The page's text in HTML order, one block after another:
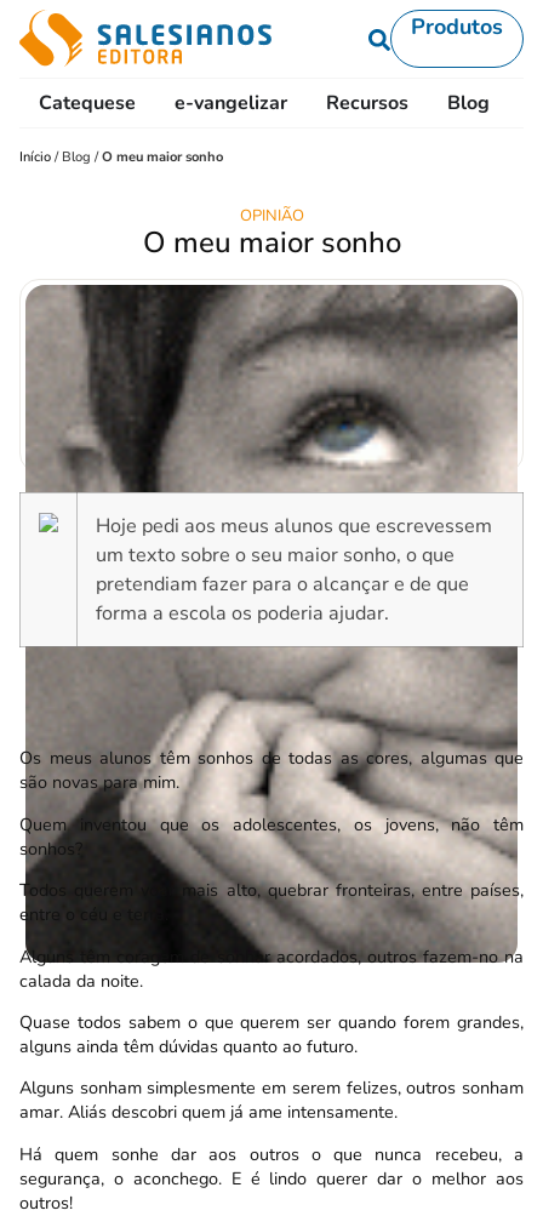
Produtos
Catequese e-vangelizar Recursos Blog
Início / Blog /O meu maior sonho
OPINIÃO
O meu maior sonho
Hoje pedi aos meus alunos que escrevessem
um texto sobre o seu maior sonho, o que
pretendiam fazer para o alcançar e de que
forma a escola os poderia ajudar.
Os meus alunos têm sonhos de todas as cores, algumas que
são novas para mim.
Quem inventou que os adolescentes, os jovens, não têm
sonhos?
Todos querem voar mais alto, quebrar fronteiras, entre países,
entre o céu e terra.
Alguns têm coragem de sonhar acordados, outros fazem-no na
calada da noite.
Quase todos sabem o que querem ser quando forem grandes,
alguns ainda têm dúvidas quanto ao futuro.
Alguns sonham simplesmente em serem felizes, outros sonham
amar. Aliás descobri quem já ame intensamente.
Há quem sonhe dar aos outros o que nunca recebeu, a
segurança, o aconchego. E é lindo querer dar o melhor aos
outros!